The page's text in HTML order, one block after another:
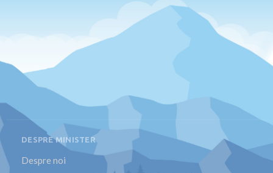
DESPRE MINISTER
Despre noi